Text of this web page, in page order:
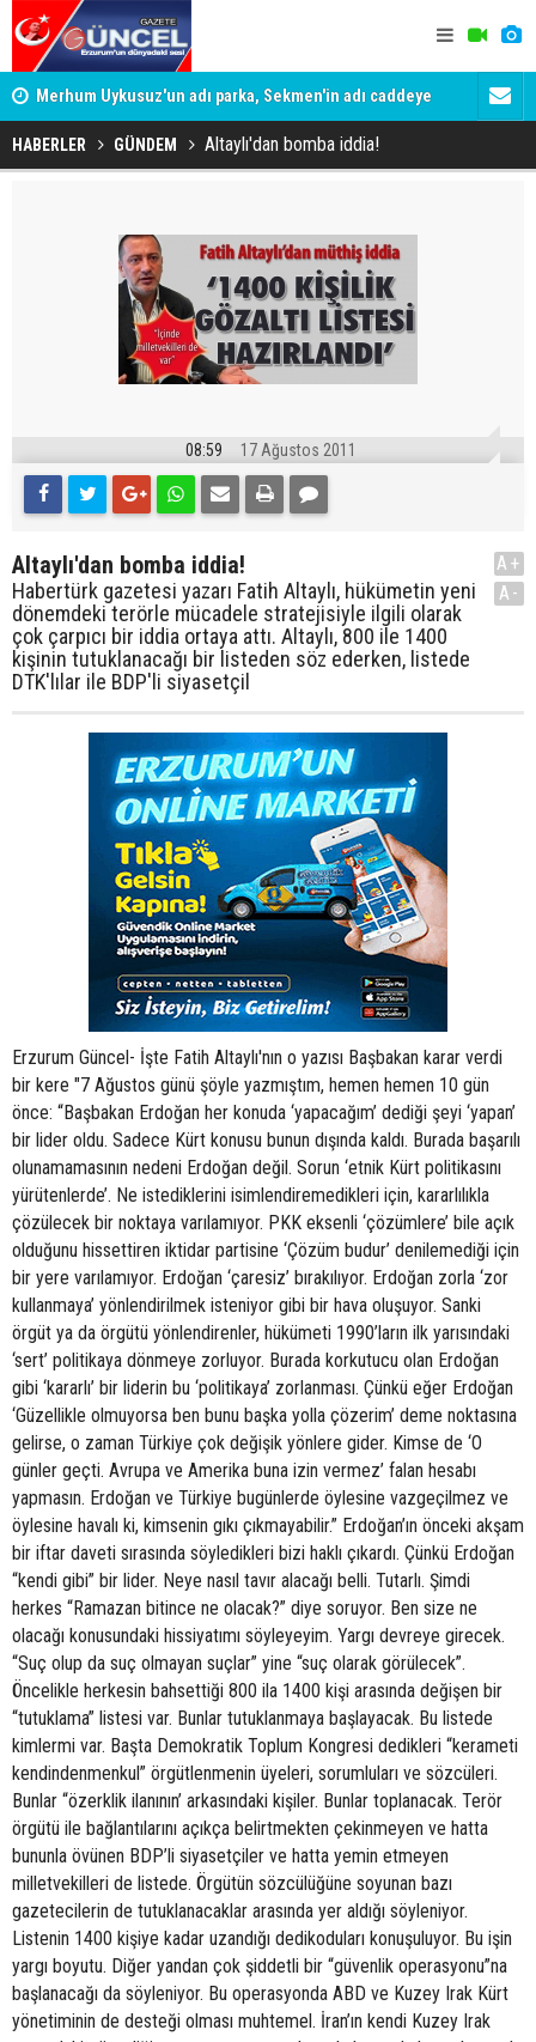
Merhum Uykusuz'un adı parka, Sekmen'in adı caddeye
verildi
HABERLER GÜNDEM Altaylı'dan bomba iddia!
08:59 17 Ağustos 2011
Altaylı'dan bomba iddia!
Habertürk gazetesi yazarı Fatih Altaylı, hükümetin yeni
dönemdeki terörle mücadele stratejisiyle ilgili olarak
çok çarpıcı bir iddia ortaya attı. Altaylı, 800 ile 1400
kişinin tutuklanacağı bir listeden söz ederken, listede
DTK'lılar ile BDP'li siyasetçil
A+
A-
Erzurum Güncel- İşte Fatih Altaylı'nın o yazısı Başbakan karar verdi
bir kere "7 Ağustos günü şöyle yazmıştım, hemen hemen 10 gün
önce: “Başbakan Erdoğan her konuda ‘yapacağım’ dediği şeyi ‘yapan’
bir lider oldu. Sadece Kürt konusu bunun dışında kaldı. Burada başarılı
olunamamasının nedeni Erdoğan değil. Sorun ‘etnik Kürt politikasını
yürütenlerde’. Ne istediklerini isimlendiremedikleri için, kararlılıkla
çözülecek bir noktaya varılamıyor. PKK eksenli ‘çözümlere’ bile açık
olduğunu hissettiren iktidar partisine ‘Çözüm budur’ denilemediği için
bir yere varılamıyor. Erdoğan ‘çaresiz’ bırakılıyor. Erdoğan zorla ‘zor
kullanmaya’ yönlendirilmek isteniyor gibi bir hava oluşuyor. Sanki
örgüt ya da örgütü yönlendirenler, hükümeti 1990’ların ilk yarısındaki
‘sert’ politikaya dönmeye zorluyor. Burada korkutucu olan Erdoğan
gibi ‘kararlı’ bir liderin bu ‘politikaya’ zorlanması. Çünkü eğer Erdoğan
‘Güzellikle olmuyorsa ben bunu başka yolla çözerim’ deme noktasına
gelirse, o zaman Türkiye çok değişik yönlere gider. Kimse de ‘O
günler geçti. Avrupa ve Amerika buna izin vermez’ falan hesabı
yapmasın. Erdoğan ve Türkiye bugünlerde öylesine vazgeçilmez ve
öylesine havalı ki, kimsenin gıkı çıkmayabilir.” Erdoğan’ın önceki akşam
bir iftar daveti sırasında söyledikleri bizi haklı çıkardı. Çünkü Erdoğan
“kendi gibi” bir lider. Neye nasıl tavır alacağı belli. Tutarlı. Şimdi
herkes “Ramazan bitince ne olacak?” diye soruyor. Ben size ne
olacağı konusundaki hissiyatımı söyleyeyim. Yargı devreye girecek.
“Suç olup da suç olmayan suçlar” yine “suç olarak görülecek”.
Öncelikle herkesin bahsettiği 800 ila 1400 kişi arasında değişen bir
“tutuklama” listesi var. Bunlar tutuklanmaya başlayacak. Bu listede
kimlermi var. Başta Demokratik Toplum Kongresi dedikleri “kerameti
kendindenmenkul” örgütlenmenin üyeleri, sorumluları ve sözcüleri.
Bunlar “özerklik ilanının’ arkasındaki kişiler. Bunlar toplanacak. Terör
örgütü ile bağlantılarını açıkça belirtmekten çekinmeyen ve hatta
bununla övünen BDP’li siyasetçiler ve hatta yemin etmeyen
milletvekilleri de listede. Örgütün sözcülüğüne soyunan bazı
gazetecilerin de tutuklanacaklar arasında yer aldığı söyleniyor.
Listenin 1400 kişiye kadar uzandığı dedikoduları konuşuluyor. Bu işin
yargı boyutu. Diğer yandan çok şiddetli bir “güvenlik operasyonu”na
başlanacağı da söyleniyor. Bu operasyonda ABD ve Kuzey Irak Kürt
yönetiminin de desteği olması muhtemel. İran’ın kendi Kuzey Irak